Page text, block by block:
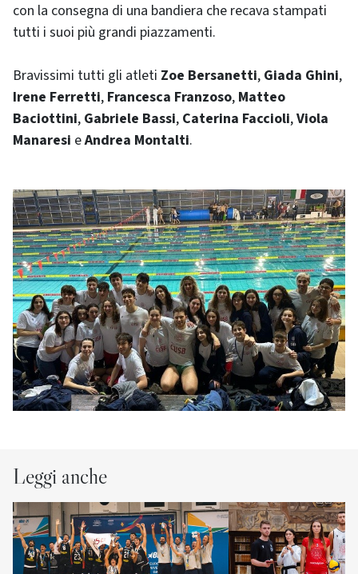
con la consegna di una bandiera che recava stampati
tutti i suoi più grandi piazzamenti.
Bravissimi tutti gli atleti Zoe Bersanetti, Giada Ghini,
Irene Ferretti, Francesca Franzoso, Matteo
Baciottini, Gabriele Bassi, Caterina Faccioli,Viola
Manaresi eAndrea Montalti.
Leggi anche